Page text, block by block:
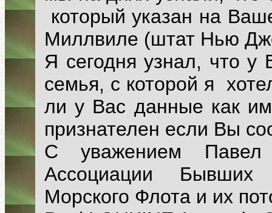
который указан на
Миллвиле (штат Нью
Я сегодня узнал, что
семья, с которой я
ли у Вас данные как
признателен если Вы
С уважением Павел
Ассоциации Бывших
Морского Флота и их